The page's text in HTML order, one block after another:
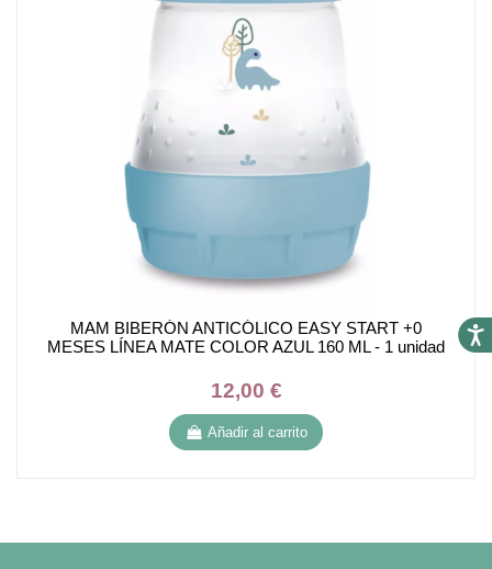
MAM BIBERÓN ANTICÓLICO EASY START +0
MESES LÍNEA MATE COLOR AZUL 160 ML - 1 unidad
12,00 €
Añadir al carrito